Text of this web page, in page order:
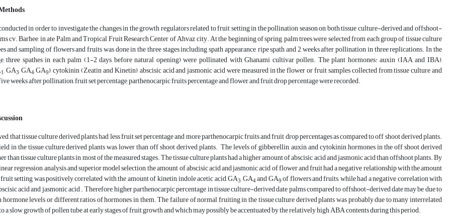
in order to investigate the changes in the growth regulators related to fruit setting in the pollination season on both tissue culture-derived and offshoot-
cv. Barhee, in ate Palm and Tropical Fruit Research Center of Ahvaz city. At the beginning of spring, palm trees were selected from each group of tissue culture
and sampling of flowers and fruits was done in the three stages including spath appearance, ripe spath and 2 weeks after pollination in three replications. In the
three spathes in each palm (1-2 days before natural opening) were pollinated with Ghanami cultivar pollen. The plant hormones: auxin (IAA and IBA),
1, GA3, GA4, GA9), cytokinin (Zeatin and Kinetin), abscisic acid and jasmonic acid were measured in the flower or fruit samples collected from tissue culture and
weeks after pollination, fruit set percentage, parthenocarpic fruits percentage and flower and fruit drop percentage were recorded.
that tissue culture derived plants had less fruit set percentage and more parthenocarpic fruits and fruit drop percentages as compared to off shoot derived plants.
in the tissue culture derived plants was lower than off shoot derived plants. The levels of gibberellin, auxin, and cytokinin hormones in the off shoot derived
than tissue culture plants in most of the measured stages. The tissue culture plants had a higher amount of abscisic acid and jasmonic acid than offshoot plants. By
regression analysis and superior model selection, the amount of abscisic acid and jasmonic acid of flower and fruit had a negative relationship with the amount
setting was positively correlated with the amount of kinetin, indole acetic acid, GA3, GA4and GA9of flowers and fruits, while had a negative correlation with
acid and jasmonic acid .Therefore, higher parthenocarpic percentage in tissue culture-derived date palms compared to offshoot-derived date may be due to
levels or different ratios of hormones in them. The failure of normal fruiting in the tissue culture derived plants was probably due to many interrelated
a slow growth of pollen tube at early stages of fruit growth and which may possibly be accentuated by the relatively high ABA contents during this period.